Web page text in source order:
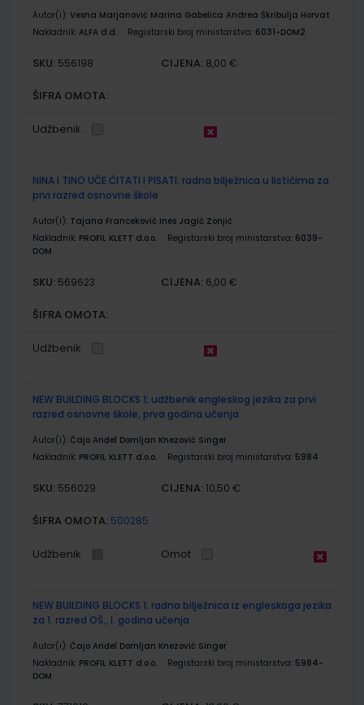
Autor(i): Vesna Marjanović Marina Gabelica Andrea Škribulja Horvat
Nakladnik: ALFA d.d. Registarski broj ministarstva: 6031-DOM2
SKU: 556198 CIJENA: 8,00 €
ŠIFRA OMOTA:
Udžbenik
NINA I TINO UČE ČITATI I PISATI; radna bilježnica u listićima za
prvi razred osnovne škole
Autor(i): Tajana Franceković Ines Jagić Zonjić
Nakladnik: PROFIL KLETT d.o.o. Registarski broj ministarstva: 6039-
DOM
SKU: 569623 CIJENA: 6,00 €
ŠIFRA OMOTA:
Udžbenik
NEW BUILDING BLOCKS 1; udžbenik engleskog jezika za prvi
razred osnovne škole, prva godina učenja
Autor(i): Čajo Anđel Domljan Knezović Singer
Nakladnik: PROFIL KLETT d.o.o. Registarski broj ministarstva: 5984
SKU: 556029 CIJENA: 10,50 €
ŠIFRA OMOTA: 500285
Udžbenik Omot
NEW BUILDING BLOCKS 1; radna bilježnica iz engleskoga jezika
za 1. razred OŠ., I. godina učenja
Autor(i): Čajo Anđel Domljan Knezović Singer
Nakladnik: PROFIL KLETT d.o.o. Registarski broj ministarstva: 5984-
DOM